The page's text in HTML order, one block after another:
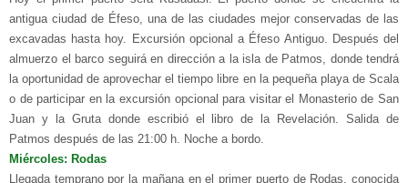
antigua ciudad de Éfeso, una de las ciudades mejor conservadas de las
excavadas hasta hoy. Excursión opcional a Éfeso Antiguo. Después del
almuerzo el barco seguirá en dirección a la isla de Patmos, donde tendrá
la oportunidad de aprovechar el tiempo libre en la pequeña playa de Scala
o de participar en la excursión opcional para visitar el Monasterio de San
Juan y la Gruta donde escribió el libro de la Revelación. Salida de
Patmos después de las 21:00 h. Noche a bordo.
Miércoles: Rodas
Llegada temprano por la mañana en el primer puerto de Rodas, conocida